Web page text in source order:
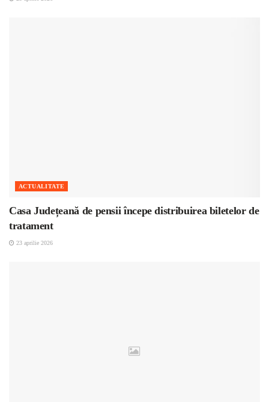
ACTUALITATE
Casa Județeană de pensii începe distribuirea biletelor de
tratament
23 aprilie 2026